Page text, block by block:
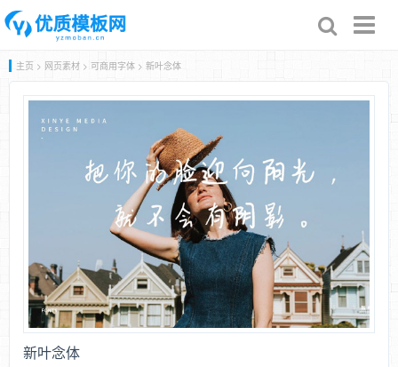
主页 > 网页素材 > 可商用字体 > 新叶念体
新叶念体